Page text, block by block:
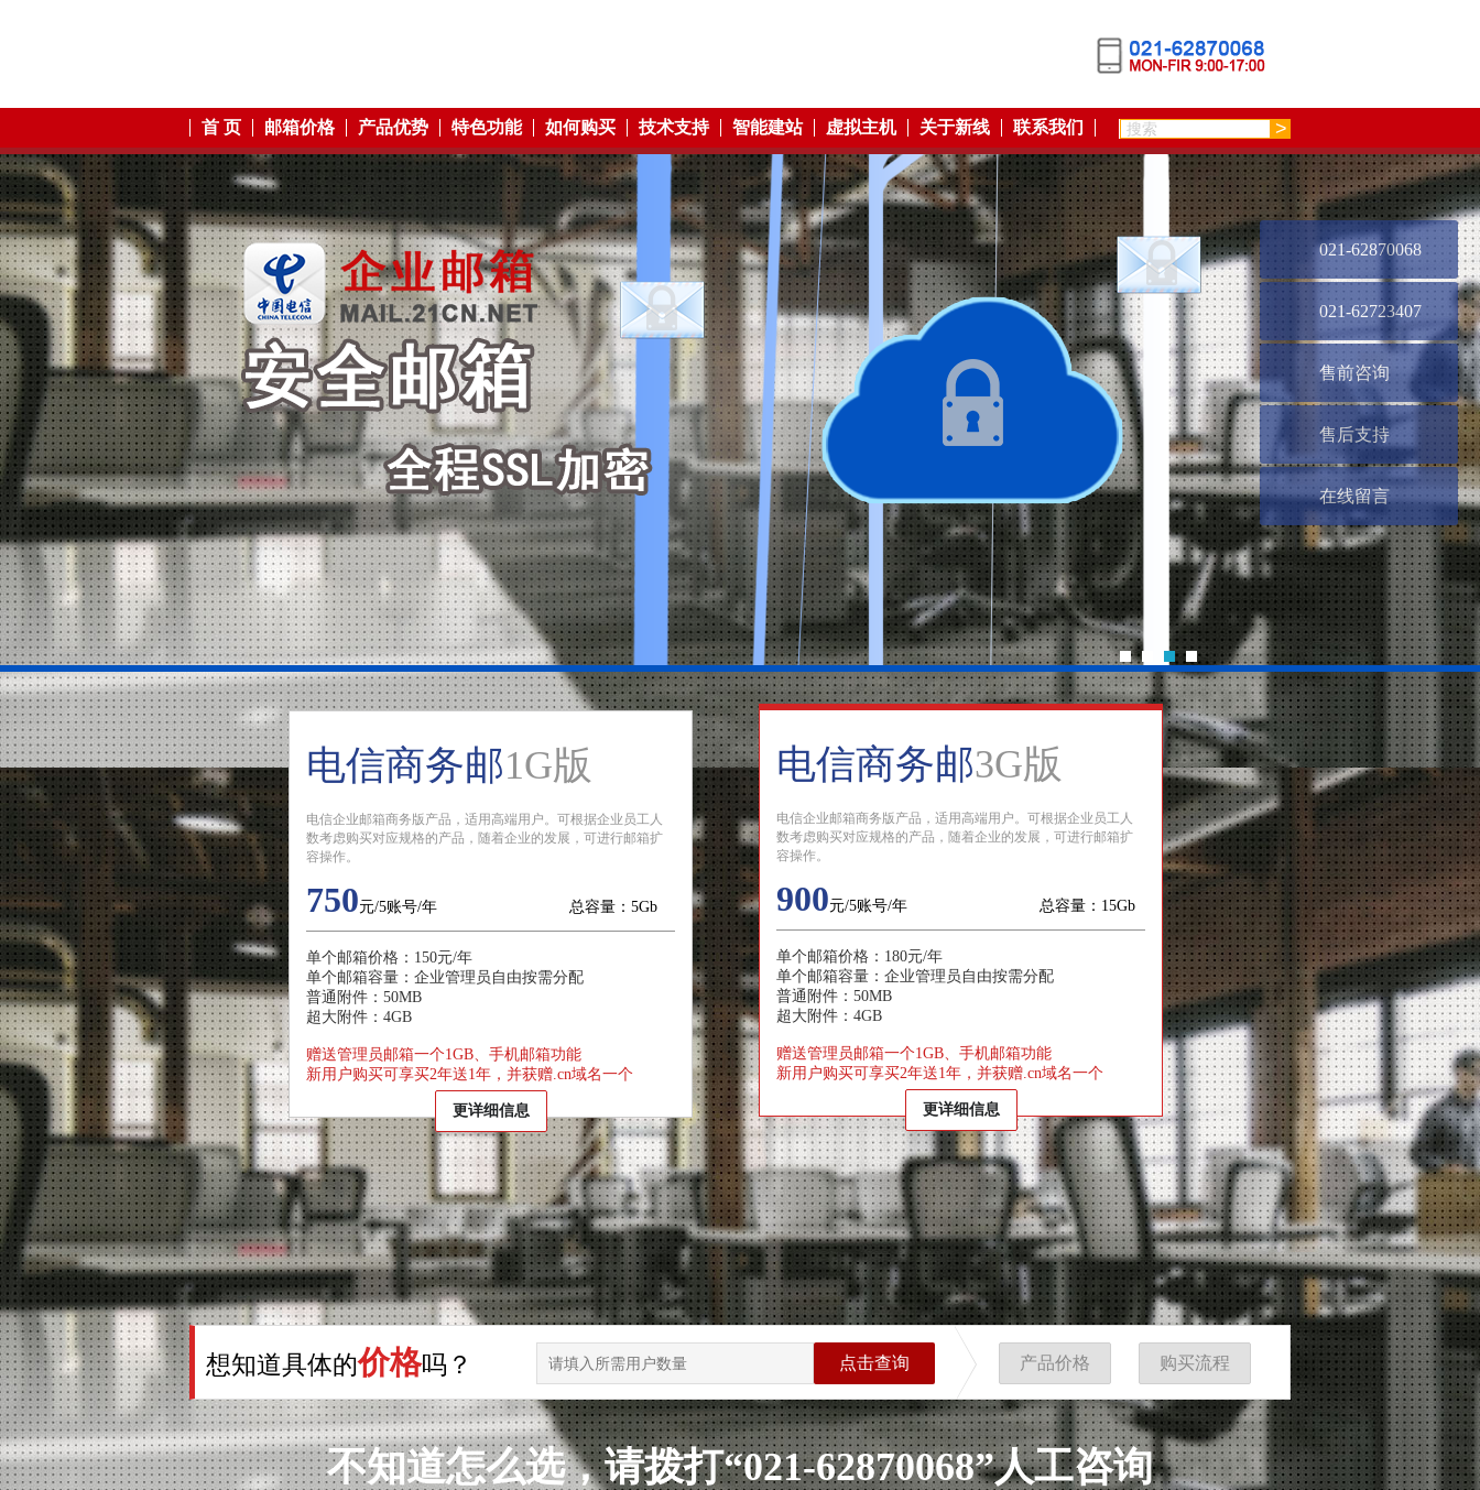
021-62870068
021-62723407
售前咨询
售后支持
在线留言
首 页 邮箱价格 产品优势 特色功能 如何购买 技术支持 智能建站 虚拟主机 关于新线 联系我们
电信商务邮1G版
电信企业邮箱商务版产品，适用高端用户。可根据企业员工人
数考虑购买对应规格的产品，随着企业的发展，可进行邮箱扩
容操作。
750元/5账号/年 总容量：5Gb
单个邮箱价格：150元/年
单个邮箱容量：企业管理员自由按需分配
普通附件：50MB
超大附件：4GB
赠送管理员邮箱一个1GB、手机邮箱功能
新用户购买可享买2年送1年，并获赠.cn域名一个
更详细信息
电信商务邮3G版
电信企业邮箱商务版产品，适用高端用户。可根据企业员工人
数考虑购买对应规格的产品，随着企业的发展，可进行邮箱扩
容操作。
900元/5账号/年 总容量：15Gb
单个邮箱价格：180元/年
单个邮箱容量：企业管理员自由按需分配
普通附件：50MB
超大附件：4GB
赠送管理员邮箱一个1GB、手机邮箱功能
新用户购买可享买2年送1年，并获赠.cn域名一个
更详细信息
想知道具体的价格吗？ 点击查询 产品价格 购买流程
不知道怎么选，请拨打“021-62870068”人工咨询